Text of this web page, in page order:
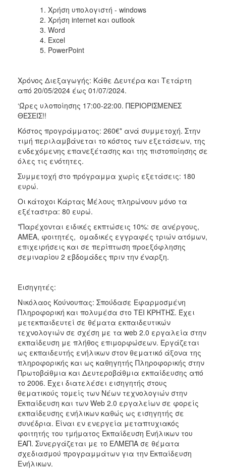
Χρήση υπολογιστή - windows
Χρήση internet και outlook
Word
Excel
PowerPoint
Χρόνος Διεξαγωγής: Κάθε Δευτέρα και Τετάρτη
από 20/05/2024 έως 01/07/2024.
‘Ώρες υλοποίησης 17:00-22:00. ΠΕΡΙΟΡΙΣΜΕΝΕΣ
ΘΕΣΕΙΣ!!
Κόστος προγράμματος: 260€* ανά συμμετοχή. Στην
τιμή περιλαμβάνεται το κόστος των εξετάσεων, της
ενδεχόμενης επανεξέτασης και της πιστοποίησης σε
όλες τις ενότητες.
Συμμετοχή στο πρόγραμμα χωρίς εξετάσεις: 180
ευρώ.
Οι κάτοχοι Κάρτας Μέλους πληρώνουν μόνο τα
εξέταστρα: 80 ευρώ.
*Παρέχονται ειδικές εκπτώσεις 10%: σε ανέργους,
AMEA, φοιτητές, ομαδικές εγγραφές τριών ατόμων,
επιχειρήσεις και σε περίπτωση προεξόφλησης
σεμιναρίου 2 εβδομάδες πριν την έναρξη.
Εισηγητές:
Νικόλαος Κούνουπας: Σπούδασε Εφαρμοσμένη
Πληροφορική και πολυμέσα στο ΤΕΙ ΚΡΗΤΗΣ. Έχει
μετεκπαιδευτεί σε θέματα εκπαιδευτικών
τεχνολογιών σε σχέση με τα web 2.0 εργαλεία στην
εκπαίδευση με πλήθος επιμορφώσεων. Εργάζεται
ως εκπαιδευτής ενήλικων στον θεματικό άξονα της
πληροφορικής και ως καθηγητής Πληροφορικής στην
Πρωτοβάθμια και Δευτεροβάθμια εκπαίδευσης από
το 2006. Έχει διατελέσει εισηγητής στους
θεματικούς τομείς των Νέων τεχνολογιών στην
Εκπαίδευση και των Web 2.0 εργαλείων σε φορείς
εκπαίδευσης ενήλικων καθώς ως εισηγητής σε
συνέδρια. Είναι εν ενεργεία μεταπτυχιακός
φοιτητής του τμήματος Εκπαίδευση Ενήλικων του
ΕΑΠ. Συνεργάζεται με το ΕΛΜΕΠΑ σε θέματα
σχεδιασμού προγραμμάτων για την Εκπαίδευση
Ενήλικων.